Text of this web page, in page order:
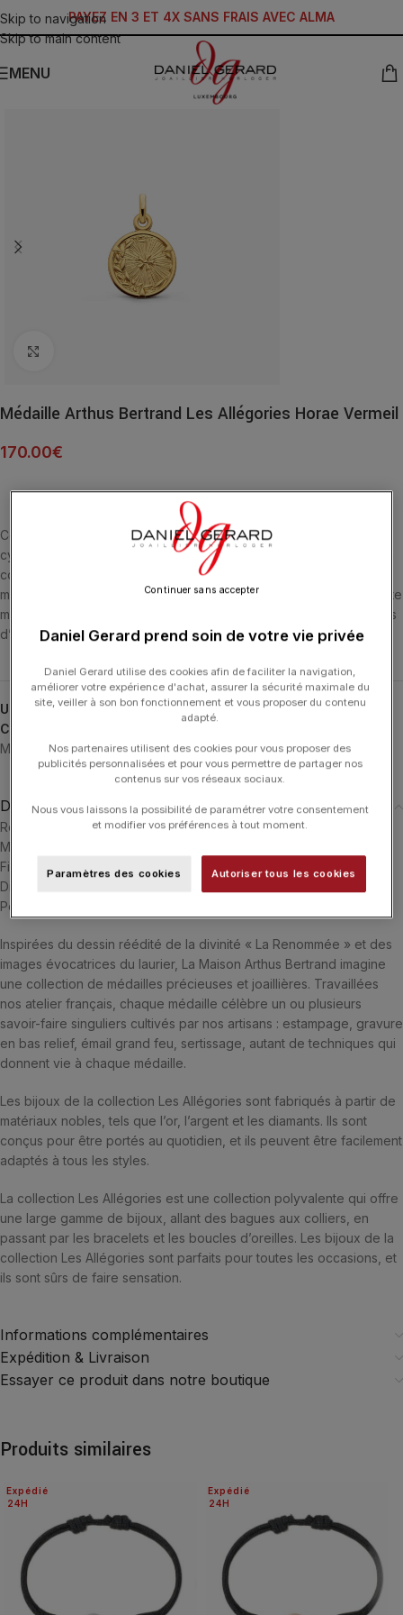
Skip to navigation
Skip to main content
PAYEZ EN 3 ET 4X SANS FRAIS AVEC ALMA
MENU
Médaille Arthus Bertrand Les Allégories Horae Vermeil
170.00€
Cette médaille étincelante évoque tout à la fois les heures et le
cycle des saisons. Filles de Zeus et Thémis, les Horae incarnent la
course du jour, de l’aube à la tombée de la nuit. Au centre de la
médaille, le soleil poursuit sa course et rayonne de mille feux. Cette
médaille en vermeil mesure 14 millimètres de diamètre et son poids
d’argent est de 1,80 gramme.
UGS :A10810X000
Catégories :
ARTHUS BERTRAND
Médailles, Typologies
Description
Référence : A10810X000
Matière : Vermeil
Finition : Satinée
Diamètre : 14 millimètres
Poids moyen du métal : 1,80 gramme
Inspirées du dessin réédité de la divinité « La Renommée » et des
images évocatrices du laurier, La Maison Arthus Bertrand imagine
une collection de médailles précieuses et joaillières. Travaillées
nos atelier français, chaque médaille célèbre un ou plusieurs
savoir-faire singuliers cultivés par nos artisans : estampage, gravure
en bas relief, émail grand feu, sertissage, autant de techniques qui
donnent vie à chaque médaille.
Les bijoux de la collection Les Allégories sont fabriqués à partir de
matériaux nobles, tels que l’or, l’argent et les diamants. Ils sont
conçus pour être portés au quotidien, et ils peuvent être facilement
adaptés à tous les styles.
La collection Les Allégories est une collection polyvalente qui offre
une large gamme de bijoux, allant des bagues aux colliers, en
passant par les bracelets et les boucles d’oreilles. Les bijoux de la
collection Les Allégories sont parfaits pour toutes les occasions, et
ils sont sûrs de faire sensation.
Informations complémentaires
Expédition & Livraison
Essayer ce produit dans notre boutique
Produits similaires
24H
Expédié
24H
Expédié
Daniel Gerard prend soin de votre vie privée
Daniel Gerard utilise des cookies afin de faciliter la navigation,
améliorer votre expérience d'achat, assurer la sécurité maximale du
site, veiller à son bon fonctionnement et vous proposer du contenu
adapté.
Nos partenaires utilisent des cookies pour vous proposer des
publicités personnalisées et pour vous permettre de partager nos
contenus sur vos réseaux sociaux.
Nous vous laissons la possibilité de paramétrer votre consentement
et modifier vos préférences à tout moment.
Paramètres des cookies Autoriser tous les cookies
Continuer sans accepter